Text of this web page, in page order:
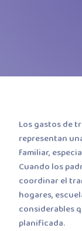
Los gastos de
representan
familiar,
Cuando los
coordinar el
hogares,
considerables
planificada.